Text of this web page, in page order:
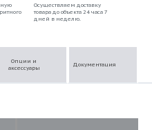
Осуществляем доставку
товара до объекта 24 часа 7
дней в неделю.
Опции и
аксессуары
Документация